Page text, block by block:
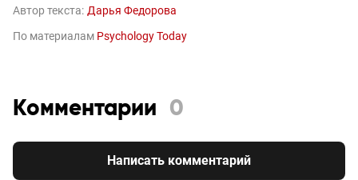
Автор текста: Дарья Федорова
По материалам Psychology Today
Комментарии 0
Написать комментарий